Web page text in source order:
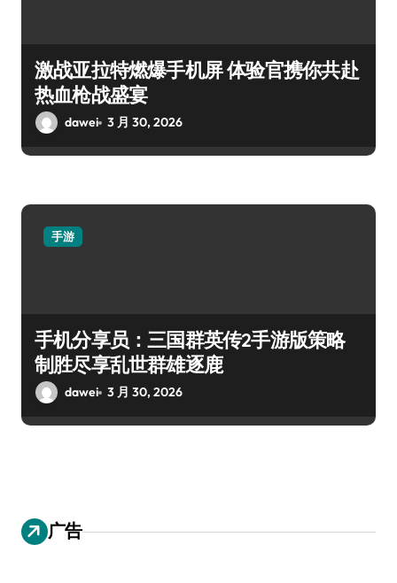
激战亚拉特燃爆手机屏 体验官携你共赴
热血枪战盛宴
dawei 3 月 30, 2026
手游
手机分享员：三国群英传2手游版策略
制胜尽享乱世群雄逐鹿
dawei 3 月 30, 2026
广告